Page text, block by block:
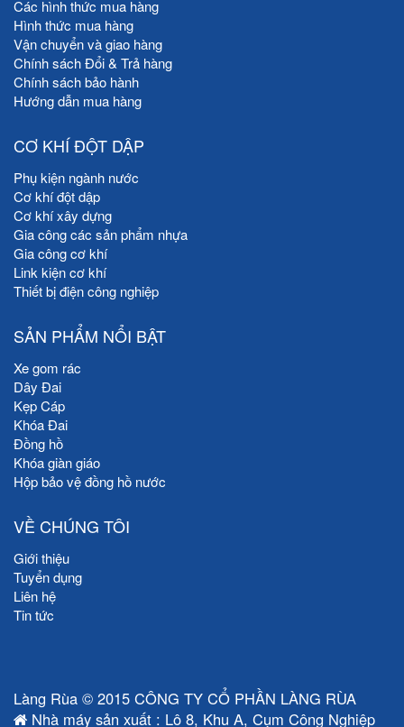
Các hình thức mua hàng
Hình thức mua hàng
Vận chuyển và giao hàng
Chính sách Đổi & Trả hàng
Chính sách bảo hành
Hướng dẫn mua hàng
CƠ KHÍ ĐỘT DẬP
Phụ kiện ngành nước
Cơ khí đột dập
Cơ khí xây dựng
Gia công các sản phẩm nhựa
Gia công cơ khí
Link kiện cơ khí
Thiết bị điện công nghiệp
SẢN PHẨM NỔI BẬT
Xe gom rác
Dây Đai
Kẹp Cáp
Khóa Đai
Đồng hồ
Khóa giàn giáo
Hộp bảo vệ đồng hồ nước
VỀ CHÚNG TÔI
Giới thiệu
Tuyển dụng
Liên hệ
Tin tức
Làng Rùa © 2015 CÔNG TY CỔ PHẦN LÀNG RÙA
Nhà máy sản xuất : Lô 8, Khu A, Cụm Công Nghiệp